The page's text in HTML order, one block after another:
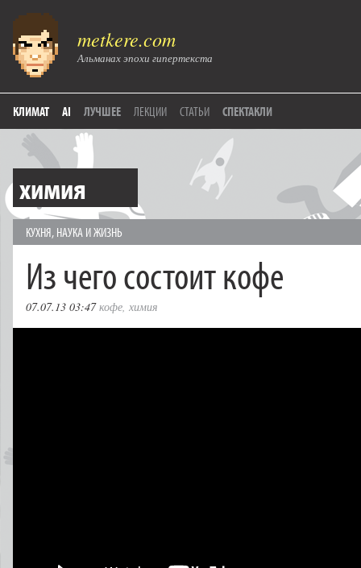
metkere.com
Альманах эпохи гипертекста
КЛИМАТ AI ЛУЧШЕЕ ЛЕКЦИИ СТАТЬИ СПЕКТАКЛИ
химия
КУХНЯ, НАУКА И ЖИЗНЬ
Из чего состоит кофе
07.07.13 03:47 кофе, химия